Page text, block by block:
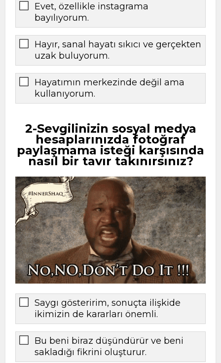
Evet, özellikle instagrama
bayılıyorum.
Hayır, sanal hayatı sıkıcı ve gerçekten
uzak buluyorum.
Hayatımın merkezinde değil ama
kullanıyorum.
2-Sevgilinizin sosyal medya
hesaplarınızda fotoğraf
paylaşmama isteği karşısında
nasıl bir tavır takınırsınız?
Saygı gösteririm, sonuçta ilişkide
ikimizin de kararları önemli.
Bu beni biraz düşündürür ve beni
sakladığı fikrini oluşturur.